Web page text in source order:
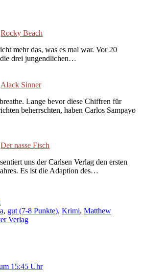
Rocky Beach
mehr das, was es mal war. Vor 20
die drei jungendlichen…
Alack Sinner
Lange bevor diese Chiffren für
beherrschten, haben Carlos Sampayo
Der nasse Fisch
uns der Carlsen Verlag den ersten
Es ist die Adaption des…
, gut (7-8 Punkte), Krimi, Matthew
Verlag
15:45 Uhr